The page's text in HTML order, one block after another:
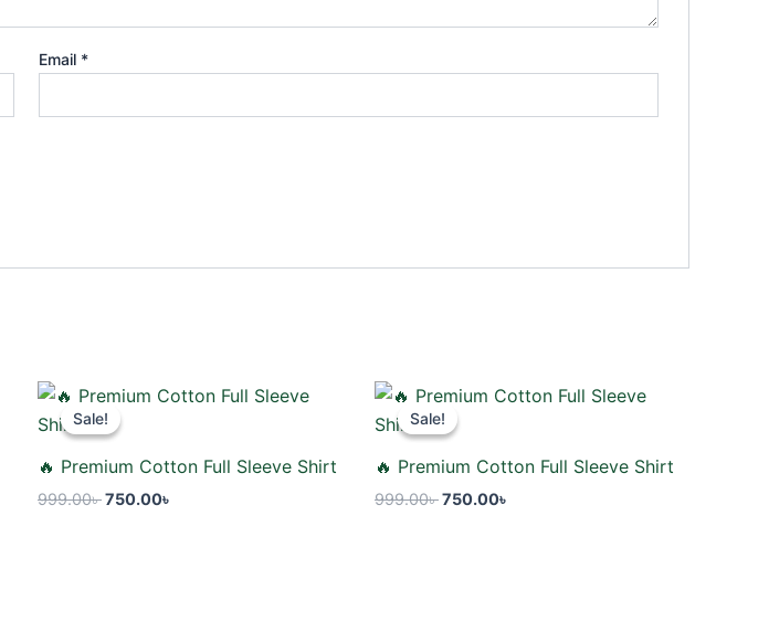
Email *
Sale!
Sale!
🔥 Premium Cotton Full Sleeve Shirt
999.00৳
Original
price
was:
750.00৳
Current
price
Sale!
Sale!
🔥 Premium Cotton Full Sleeve Shirt
999.00৳
Original
price
was:
750.00৳
Current
price